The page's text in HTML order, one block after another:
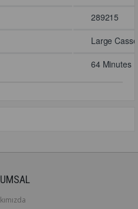
289215
Large
64 Minutes